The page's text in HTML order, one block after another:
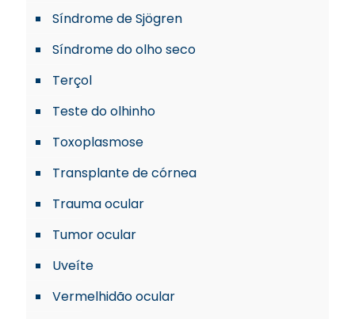
Síndrome de Sjögren
Síndrome do olho seco
Terçol
Teste do olhinho
Toxoplasmose
Transplante de córnea
Trauma ocular
Tumor ocular
Uveíte
Vermelhidão ocular